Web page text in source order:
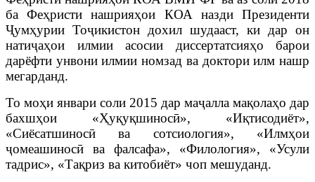
ба Феҳристи нашрияҳои КОА назди Президенти
Ҷумҳурии Тоҷикистон дохил шудааст, ки дар он
натиҷаҳои илмии асосии диссертатсияҳо барои
дарёфти унвони илмии номзад ва доктори илм нашр
мегарданд.
То моҳи январи соли 2015 дар маҷалла мақолаҳо дар
бахшҳои «Ҳуқуқшиносӣ», «Иқтисодиёт»,
«Сиёсатшиносӣ ва сотсиология», «Илмҳои
ҷомеашиносӣ ва фалсафа», «Филология», «Усули
тадрис», «Тақриз ва китобиёт» чоп мешуданд.